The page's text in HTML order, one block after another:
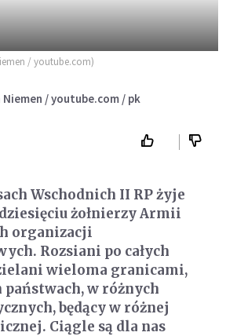
/ youtube.com)
/ youtube.com / pk
Wschodnich II RP żyje
żołnierzy Armii
organizacji
Rozsiani po całych
wieloma granicami,
w różnych
będący w różnej
Ciągle są dla nas